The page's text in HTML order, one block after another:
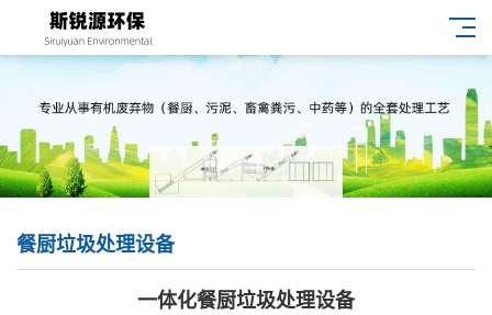
餐厨垃圾处理设备
一体化餐厨垃圾处理设备